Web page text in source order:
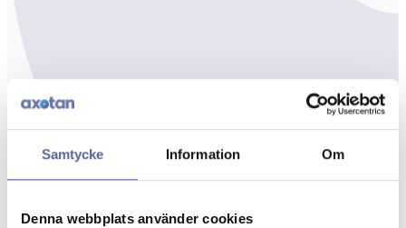
Samtycke Information Om
Denna webbplats använder cookies